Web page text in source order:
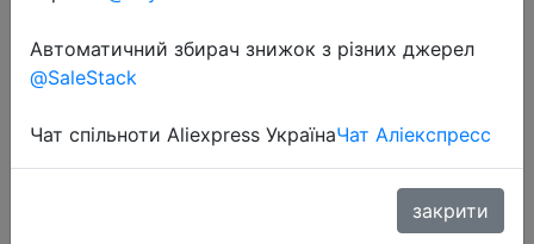
Перейти до магазину
Додаткова інформація відсутня.
Слідкуйте за знижками на мобільному, в телеграм
Автоматичний збирач знижок з різних джерел
@SaleStack
Чат спільноти Aliexpress УкраїнаЧат Аліекспресс
закрити